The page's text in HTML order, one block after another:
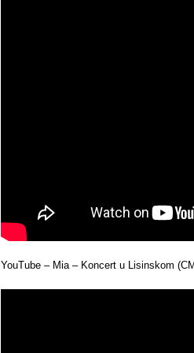
YouTube – Mia – Koncert u Lisinskom